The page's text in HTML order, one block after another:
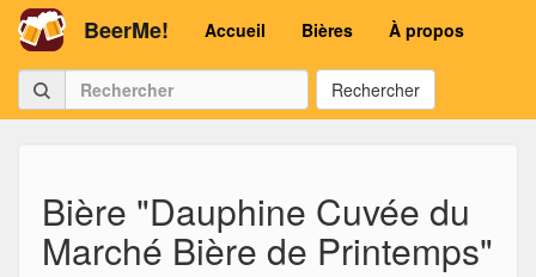
BeerMe! Accueil Bières À propos
Rechercher
Bière "Dauphine Cuvée du
Marché Bière de Printemps"